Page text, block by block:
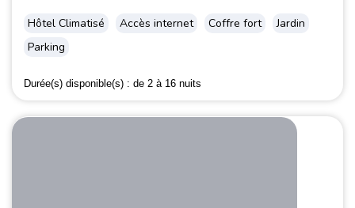
Hôtel Climatisé Accès internet Coffre fort
Jardin
Parking
Durée(s) disponible(s) : de 2 à 16 nuits